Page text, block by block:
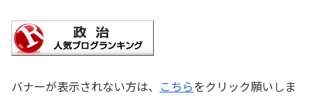
バナーが表示されない方は、 こちらをクリック願いしま